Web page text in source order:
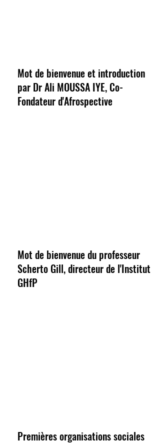
Mot de bienvenue et introduction
par Dr Ali MOUSSA IYE, Co-
Fondateur d'Afrospective
Mot de bienvenue du professeur
Scherto Gill, directeur de l'Institut
GHfP
Premières organisations sociales